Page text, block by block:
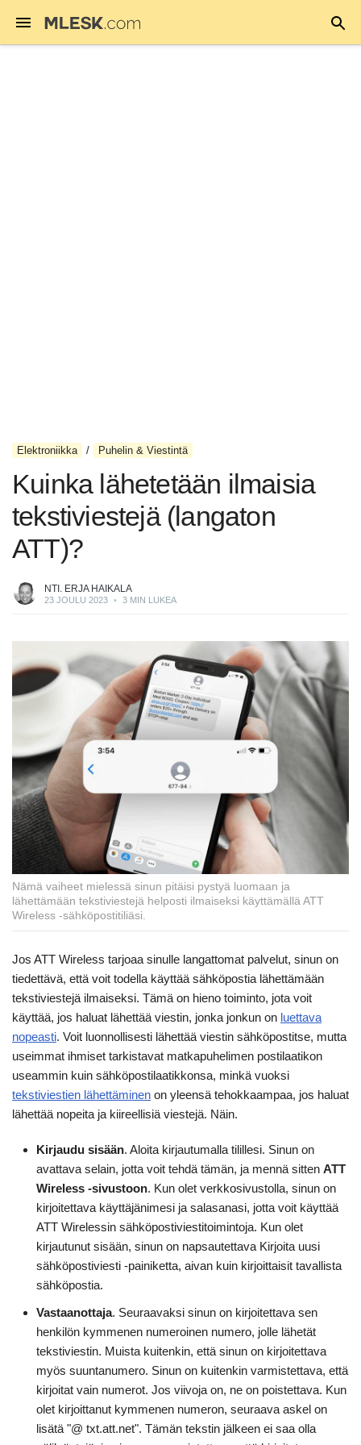
Elektroniikka Puhelin & Viestintä
Kuinka lähetetään ilmaisia
tekstiviestejä (langaton
ATT)?
NTI. ERJA HAIKALA
23 JOULU 2023 • 3 MIN LUKEA
Nämä vaiheet mielessä sinun pitäisi pystyä luomaan ja
lähettämään tekstiviestejä helposti ilmaiseksi käyttämällä ATT
Wireless -sähköpostitiliäsi.
Jos ATT Wireless tarjoaa sinulle langattomat palvelut, sinun on
tiedettävä, että voit todella käyttää sähköpostia lähettämään
tekstiviestejä ilmaiseksi. Tämä on hieno toiminto, jota voit
käyttää, jos haluat lähettää viestin, jonka jonkun on luettava
nopeasti. Voit luonnollisesti lähettää viestin sähköpostitse, mutta
useimmat ihmiset tarkistavat matkapuhelimen postilaatikon
useammin kuin sähköpostilaatikkonsa, minkä vuoksi
tekstiviestien lähettäminen on yleensä tehokkaampaa, jos haluat
lähettää nopeita ja kiireellisiä viestejä. Näin.
Kirjaudu sisään. Aloita kirjautumalla tilillesi. Sinun on
avattava selain, jotta voit tehdä tämän, ja mennä sitten ATT
Wireless -sivustoon. Kun olet verkkosivustolla, sinun on
kirjoitettava käyttäjänimesi ja salasanasi, jotta voit käyttää
ATT Wirelessin sähköpostiviestitoimintoja. Kun olet
kirjautunut sisään, sinun on napsautettava Kirjoita uusi
sähköpostiviesti -painiketta, aivan kuin kirjoittaisit tavallista
sähköpostia.
Vastaanottaja. Seuraavaksi sinun on kirjoitettava sen
henkilön kymmenen numeroinen numero, jolle lähetät
tekstiviestin. Muista kuitenkin, että sinun on kirjoitettava
myös suuntanumero. Sinun on kuitenkin varmistettava, että
kirjoitat vain numerot. Jos viivoja on, ne on poistettava. Kun
olet kirjoittanut kymmenen numeron, seuraava askel on
lisätä "@ txt.att.net". Tämän tekstin jälkeen ei saa olla